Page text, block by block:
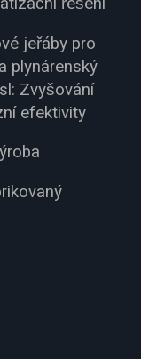
jeřáby pro
plynárenský
Zvyšování
efektivity